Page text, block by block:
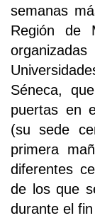
semanas
Región de
Séneca,
puertas en
(su sede
primera
diferentes
de los que
durante el